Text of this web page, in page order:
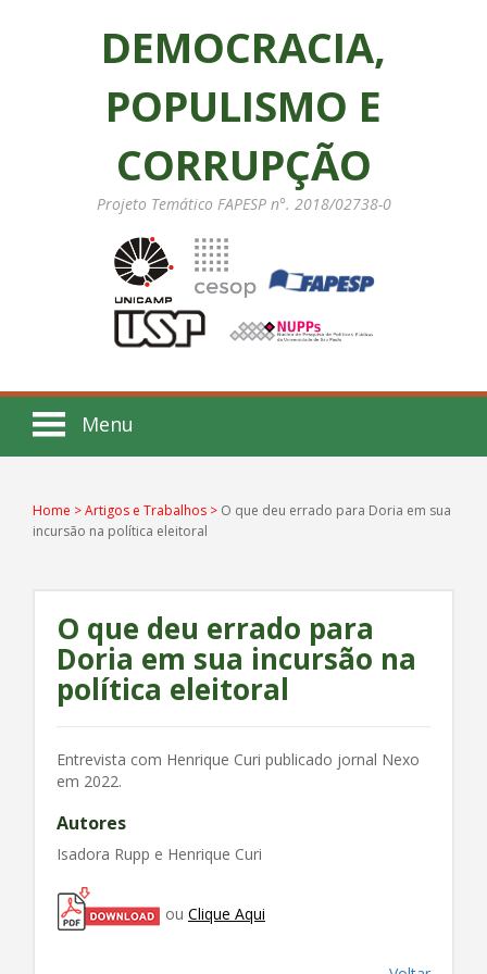
DEMOCRACIA,
POPULISMO E
CORRUPÇÃO
Projeto Temático FAPESP n°. 2018/02738-0
Menu
Home >Artigos e Trabalhos > O que deu errado para Doria em sua
incursão na política eleitoral
O que deu errado para
Doria em sua incursão na
política eleitoral
Entrevista com Henrique Curi publicado jornal Nexo
em 2022.
Autores
Isadora Rupp e Henrique Curi
ou Clique Aqui